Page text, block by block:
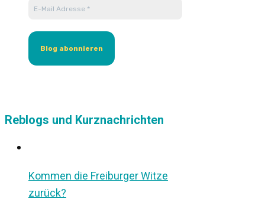
Reblogs und Kurznachrichten
Kommen die Freiburger Witze
zurück?